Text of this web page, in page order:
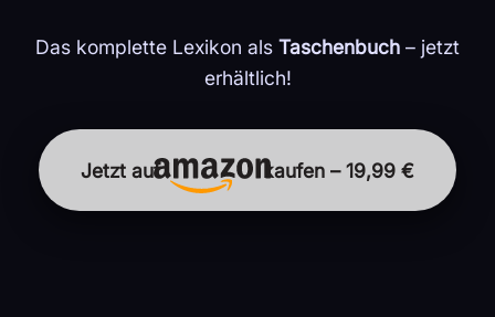
Das komplette Lexikon als Taschenbuch – jetzt
erhältlich!
Jetzt auf kaufen – 19,99 €